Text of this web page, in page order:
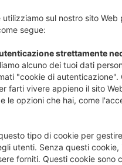
utilizziamo sul nostro sito Web
segue:
strettamente
alcuno dei tuoi dati
"cookie di autenticazione".
farti vivere appieno il sito
le opzioni che hai, come
tipo di cookie per
utenti. Senza questi cookie,
forniti. Questi cookie sono